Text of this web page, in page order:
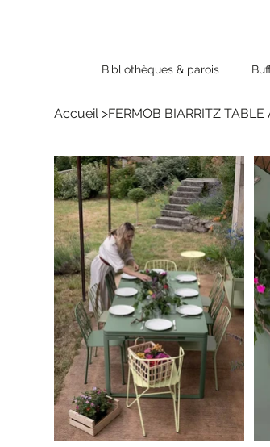
Bibliothèques & parois
Accueil >FERMOB BIARRITZ